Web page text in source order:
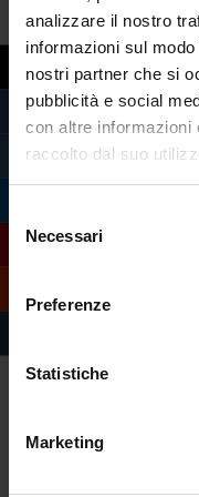
analizzare il nostro
informazioni sul
nostri partner che si
pubblicità e social
con altre informazioni
raccolto dal suo
delNecessari
Preferenze
Statistiche
Marketing
lavoro.